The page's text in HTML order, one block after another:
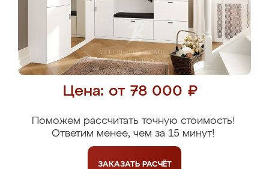
Цена: от 78 000 ₽
Поможем рассчитать точную стоимость!
Ответим менее, чем за 15 минут!
ЗАКАЗАТЬ РАСЧЁТ